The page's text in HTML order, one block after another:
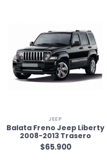
JEEP
Balata Freno Jeep Liberty
2008-2013 Trasero
$65.900